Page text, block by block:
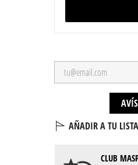
AÑADIR A TU
CLUB